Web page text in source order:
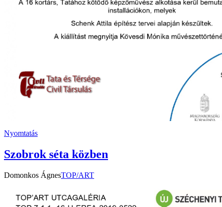
Nyomtatás
Szobrok séta közben
Domonkos ÁgnesTOP/ART